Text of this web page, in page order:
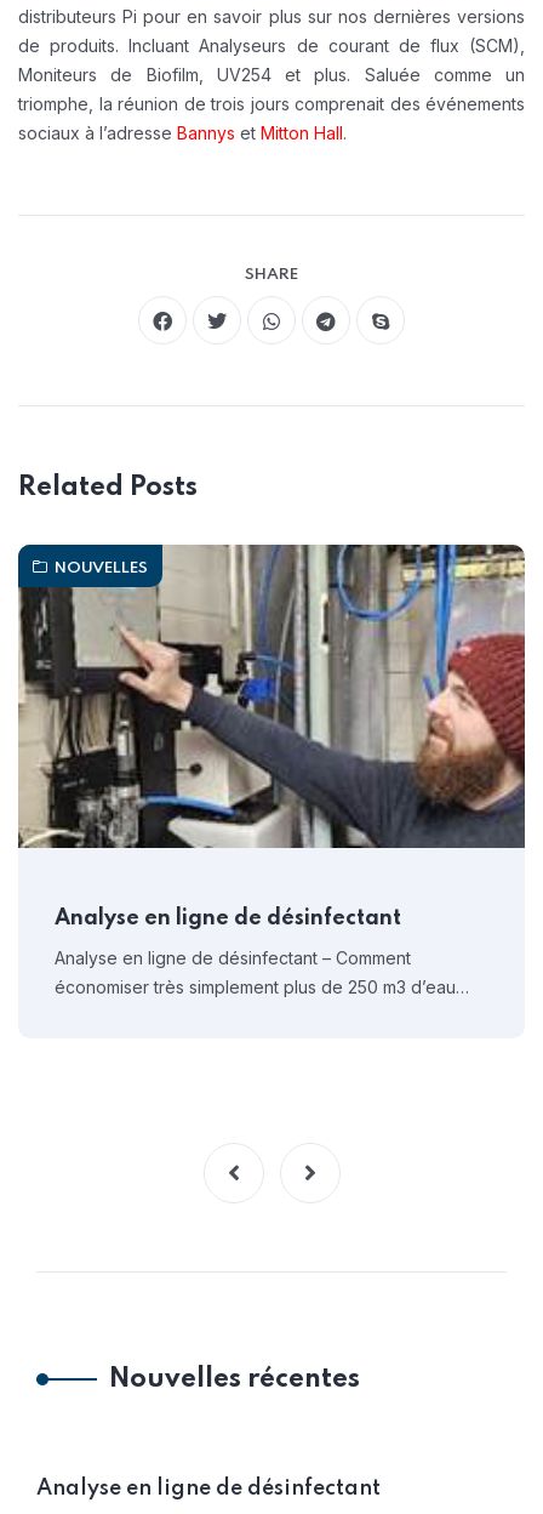
distributeurs Pi pour en savoir plus sur nos dernières versions
de produits. Incluant Analyseurs de courant de flux (SCM),
Moniteurs de Biofilm, UV254 et plus. Saluée comme un
triomphe, la réunion de trois jours comprenait des événements
sociaux à l’adresse Bannys et Mitton Hall.
SHARE
Related Posts
NOUVELLES
Analyse en ligne de désinfectant
Analyse en ligne de désinfectant – Comment
économiser très simplement plus de 250 m3 d’eau…
Nouvelles récentes
Analyse en ligne de désinfectant